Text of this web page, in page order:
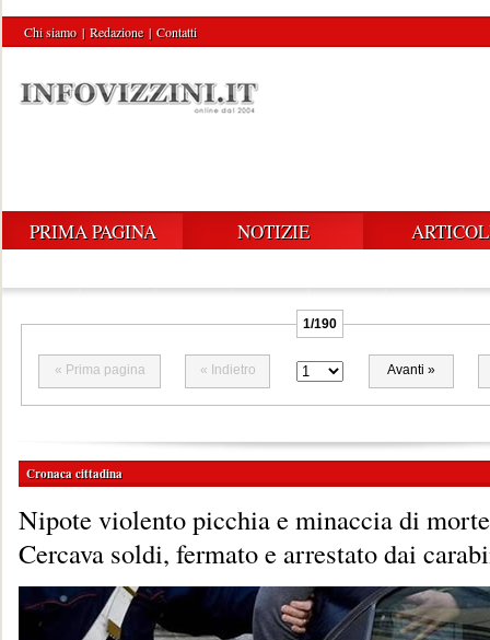
Chi siamo | Redazione | Contatti
PRIMA PAGINA NOTIZIE
1/190
« Prima pagina « Indietro Avanti »
Cronaca cittadina
Nipote violento picchia e minaccia di
Cercava soldi, fermato e arrestato dai